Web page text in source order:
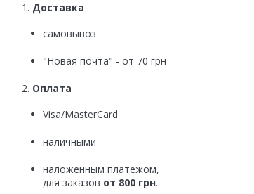
1. Доставка
самовывоз
"Новая почта" - от 70 грн
2. Оплата
Visa/MasterCard
наличными
наложенным платежом,
для заказов от 800 грн.